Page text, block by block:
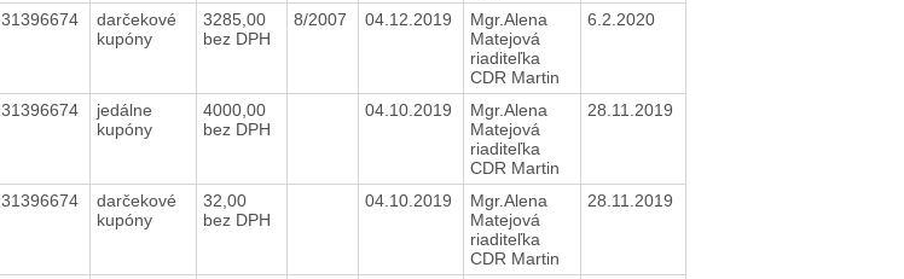
31396674
darčekové
kupóny
3285,00
bez DPH
8/2007 04.12.2019
Mgr.Alena
Matejová
riaditeľka
CDR Martin
6.2.2020
31396674
jedálne
kupóny
4000,00
bez DPH
04.10.2019
Mgr.Alena
Matejová
riaditeľka
CDR Martin
28.11.2019
31396674
darčekové
kupóny
32,00
bez DPH
04.10.2019
Mgr.Alena
Matejová
riaditeľka
CDR Martin
28.11.2019